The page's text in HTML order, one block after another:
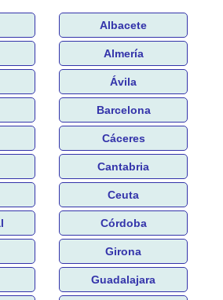
Albacete
Almería
Ávila
Barcelona
Cáceres
Cantabria
Ceuta
Córdoba
Girona
Guadalajara